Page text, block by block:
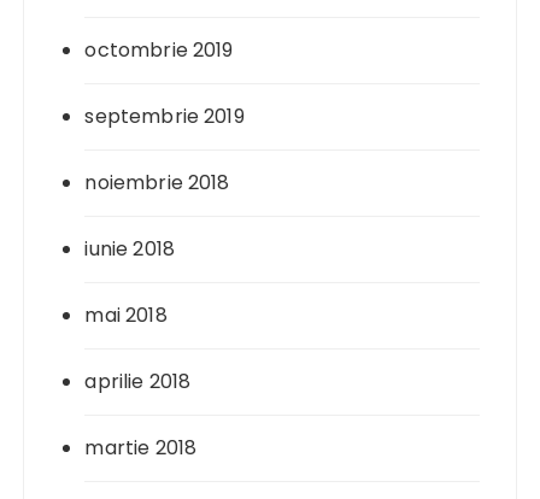
octombrie 2019
septembrie 2019
noiembrie 2018
iunie 2018
mai 2018
aprilie 2018
martie 2018